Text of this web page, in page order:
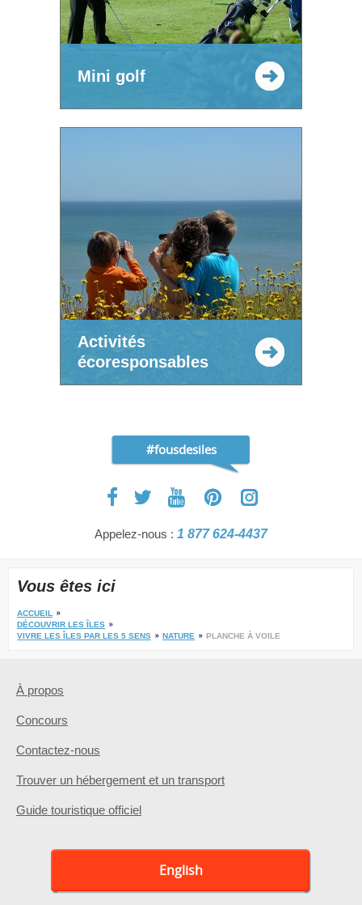
Mini golf
Activités
écoresponsables
#fousdesiles
Appelez-nous : 1 877 624-4437
Vous êtes ici
ACCUEIL
DÉCOUVRIR LES ÎLES
VIVRE LES ÎLES PAR LES 5 SENS
NATURE PLANCHE À VOILE
À propos
Concours
Contactez-nous
Trouver un hébergement et un transport
Guide touristique officiel
English